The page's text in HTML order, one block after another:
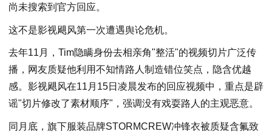
尚未搜索到官方回应。
这不是影视飓风第一次遭遇舆论危机。
去年11月，Tim隐瞒身份去相亲角"整活"的视频切片广泛传
播，网友质疑他利用不知情路人制造错位笑点，隐含优越
感。影视飓风在11月15日凌晨发布的回应视频中，重点是辟
谣"切片修改了素材顺序"，强调没有戏耍路人的主观恶意。
同月底，旗下服装品牌STORMCREW冲锋衣被质疑含氟致